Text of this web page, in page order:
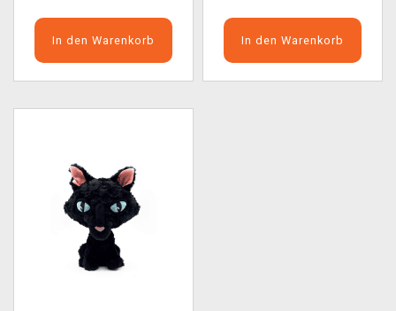
In den Warenkorb In den Warenkorb